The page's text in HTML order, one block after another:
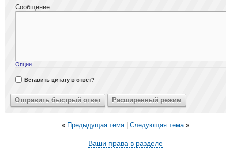
Сообщение:
Опции
Вставить цитату в ответ?
« Предыдущая тема| Следующая тема »
Ваши права в разделе